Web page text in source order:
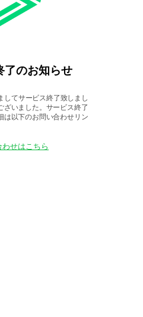
了のお知らせ
てサービス終了致しまし
ざいました。サービス終了
は以下のお問い合わせリン
せはこちら